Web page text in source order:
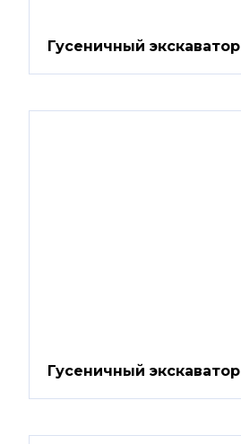
Гусеничный экскаватор
Гусеничный экскаватор